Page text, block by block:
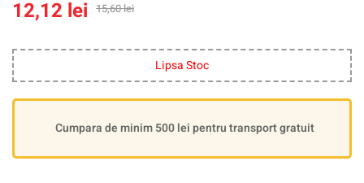
15,60lei
12,12 lei
Lipsa Stoc
Cumpara de minim 500 lei pentru transport gratuit